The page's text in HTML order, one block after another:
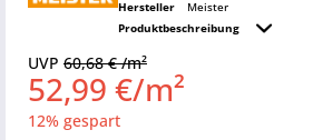
Hersteller
Meister
Produktbeschreibung
UVP 60,68 € /m²
52,99 €/m²
12% gespart